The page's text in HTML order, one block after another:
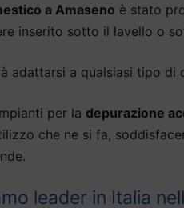
a Amaseno è stato
inserito sotto il lavello o
adattarsi a qualsiasi tipo di
per la depurazione
che ne si fa,
leader in Italia